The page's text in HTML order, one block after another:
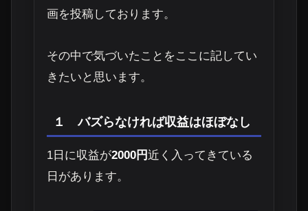
画を投稿しております。
その中で気づいたことをここに記してい
きたいと思います。
１ バズらなければ収益はほぼなし
1日に収益が2000円近く入ってきている
日があります。